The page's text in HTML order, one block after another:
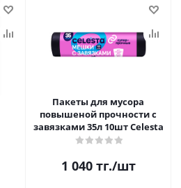
Пакеты для мусора
повышеной прочности с
завязками 35л 10шт Celesta
1 040тг./шт